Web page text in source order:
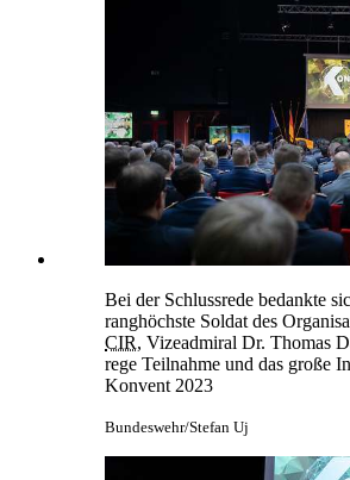
Bei der Schlussrede bedankte
ranghöchste Soldat des
CIR, Vizeadmiral Dr. Thomas
rege Teilnahme und das große
Konvent 2023
Bundeswehr/Stefan Uj